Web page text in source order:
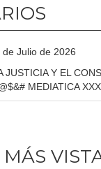
Julio de 2026
JUSTICIA Y EL
MEDIATICA
MÁS